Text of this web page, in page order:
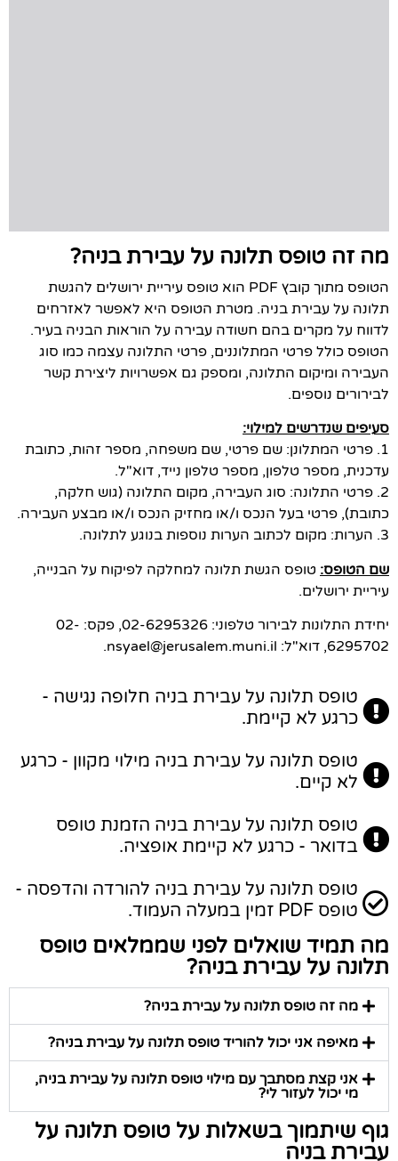
מה זה טופס תלונה על עבירת בניה?
הטופס מתוך קובץ PDF הוא טופס עיריית ירושלים להגשת
תלונה על עבירת בניה. מטרת הטופס היא לאפשר לאזרחים
לדווח על מקרים בהם חשודה עבירה על הוראות הבניה בעיר.
הטופס כולל פרטי המתלוננים, פרטי התלונה עצמה כמו סוג
העבירה ומיקום התלונה, ומספק גם אפשרויות ליצירת קשר
לבירורים נוספים.
סעיפים שנדרשים למילוי:
1. פרטי המתלונן: שם פרטי, שם משפחה, מספר זהות, כתובת
עדכנית, מספר טלפון, מספר טלפון נייד, דוא"ל.
2. פרטי התלונה: סוג העבירה, מקום התלונה (גוש חלקה,
כתובת), פרטי בעל הנכס ו/או מחזיק הנכס ו/או מבצע העבירה.
3. הערות: מקום לכתוב הערות נוספות בנוגע לתלונה.
שם הטופס: טופס הגשת תלונה למחלקה לפיקוח על הבנייה,
עיריית ירושלים.
יחידת התלונות לבירור טלפוני: 02-6295326, פקס: 02-
6295702, דוא"ל: nsyael@jerusalem.muni.il.
טופס תלונה על עבירת בניה חלופה נגישה -
כרגע לא קיימת.
טופס תלונה על עבירת בניה מילוי מקוון - כרגע
לא קיים.
טופס תלונה על עבירת בניה הזמנת טופס
בדואר - כרגע לא קיימת אופציה.
טופס תלונה על עבירת בניה להורדה והדפסה -
טופס PDF זמין במעלה העמוד.
מה תמיד שואלים לפני שממלאים טופס
תלונה על עבירת בניה?
מה זה טופס תלונה על עבירת בניה?
מאיפה אני יכול להוריד טופס תלונה על עבירת בניה?
אני קצת מסתבך עם מילוי טופס תלונה על עבירת בניה,
מי יכול לעזור לי?
גוף שיתמוך בשאלות על טופס תלונה על
עבירת בניה